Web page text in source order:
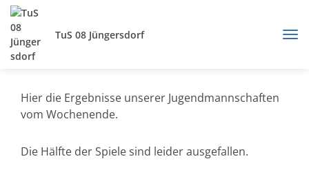
TuS 08 Jüngersdorf
Hier die Ergebnisse unserer Jugendmannschaften
vom Wochenende.
Die Hälfte der Spiele sind leider ausgefallen.